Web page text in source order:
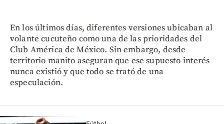
En los últimos días, diferentes versiones ubicaban al
volante cucuteño como una de las prioridades del
Club América de México. Sin embargo, desde
territorio manito aseguran que ese supuesto interés
nunca existió y que todo se trató de una
especulación.